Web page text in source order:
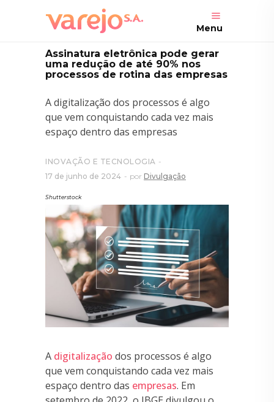
Menu
Assinatura eletrônica pode gerar
uma redução de até 90% nos
processos de rotina das empresas
A digitalização dos processos é algo
que vem conquistando cada vez mais
espaço dentro das empresas
INOVAÇÃO E TECNOLOGIA
17 de junho de 2024
por Divulgação
Shutterstock
A digitalização dos processos é algo
que vem conquistando cada vez mais
espaço dentro das empresas. Em